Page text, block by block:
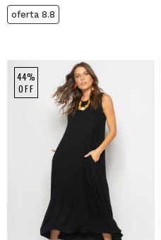
oferta 8.8
44%
OFF